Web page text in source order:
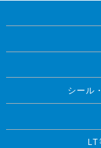
シール
LT